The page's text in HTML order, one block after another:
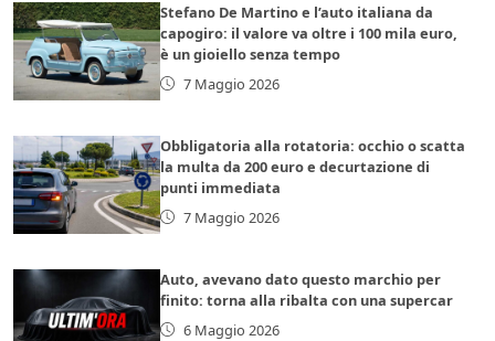
Stefano De Martino e l’auto italiana da
capogiro: il valore va oltre i 100 mila euro,
è un gioiello senza tempo
7 Maggio 2026
Obbligatoria alla rotatoria: occhio o scatta
la multa da 200 euro e decurtazione di
punti immediata
7 Maggio 2026
Auto, avevano dato questo marchio per
finito: torna alla ribalta con una supercar
6 Maggio 2026